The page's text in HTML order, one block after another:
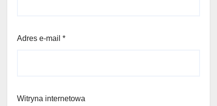
Adres e-mail *
Witryna internetowa